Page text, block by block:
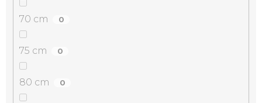
70 cm 0
75 cm 0
80 cm 0